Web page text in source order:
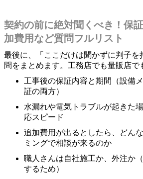
契約の前に絶対聞くべき！保
加費用など質問フルリスト
最後に、「ここだけは聞かずに判子を
問をまとめます。工務店でも量販店で
工事後の保証内容と期間（設備
証の両方）
水漏れや電気トラブルが起きた
応スピード
追加費用が出るとしたら、どん
ミングで相談が来るのか
職人さんは自社施工か、外注か
するため）